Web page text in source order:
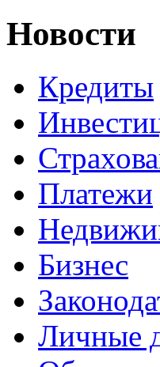
Новости
Кредиты
Платежи
Бизнес
Личные